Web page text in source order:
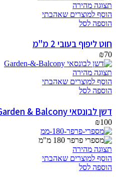
תצוגה מהירה
הוסף למוצרים שאהבתי
הוספה לסל
חוט ליפוף בעובי 2 מ"מ
₪70
תצוגה מהירה
הוסף למוצרים שאהבתי
הוספה לסל
דשן לבונסאי Garden & Balcony
₪100
תצוגה מהירה
הוסף למוצרים שאהבתי
הוספה לסל